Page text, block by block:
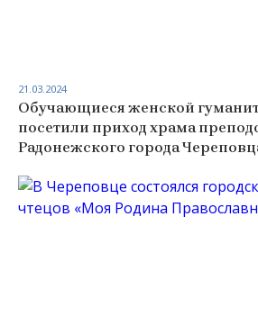
Обучающиеся женской
посетили приход храма
Радонежского города
21.03.2024